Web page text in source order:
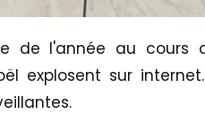
de l'année au cours
explosent sur